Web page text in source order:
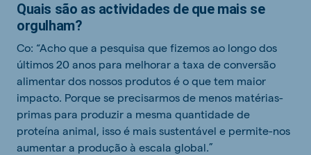
Quais são as actividades de que mais se
orgulham?
Co: “Acho que a pesquisa que fizemos ao longo dos
últimos 20 anos para melhorar a taxa de conversão
alimentar dos nossos produtos é o que tem maior
impacto. Porque se precisarmos de menos matérias-
primas para produzir a mesma quantidade de
proteína animal, isso é mais sustentável e permite-nos
aumentar a produção à escala global.”